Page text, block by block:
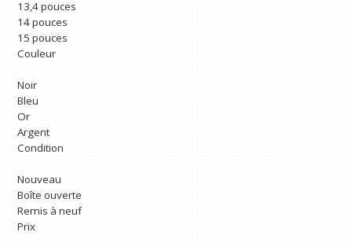
13,4 pouces
14 pouces
15 pouces
Couleur
Noir
Bleu
Or
Argent
Condition
Nouveau
Boîte ouverte
Remis à neuf
Prix